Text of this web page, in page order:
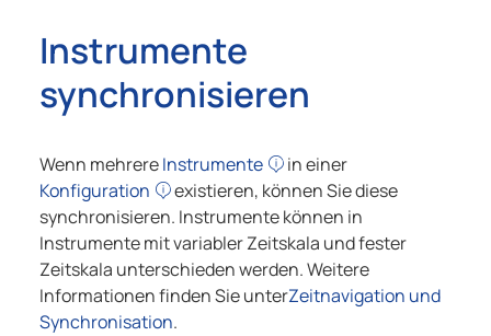
Instrumente
synchronisieren
Wenn mehrereInstrumente
in einer
Konfiguration
existieren, können Sie diese
synchronisieren. Instrumente können in
Instrumente mit variabler Zeitskala und fester
Zeitskala unterschieden werden. Weitere
Informationen finden Sie unterZeitnavigation und
Synchronisation.